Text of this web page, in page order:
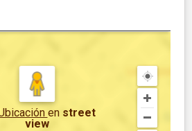
en street
view